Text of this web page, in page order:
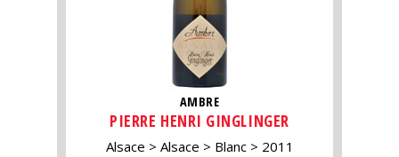
AMBRE
PIERRE HENRI GINGLINGER
Alsace Alsace Blanc 2011